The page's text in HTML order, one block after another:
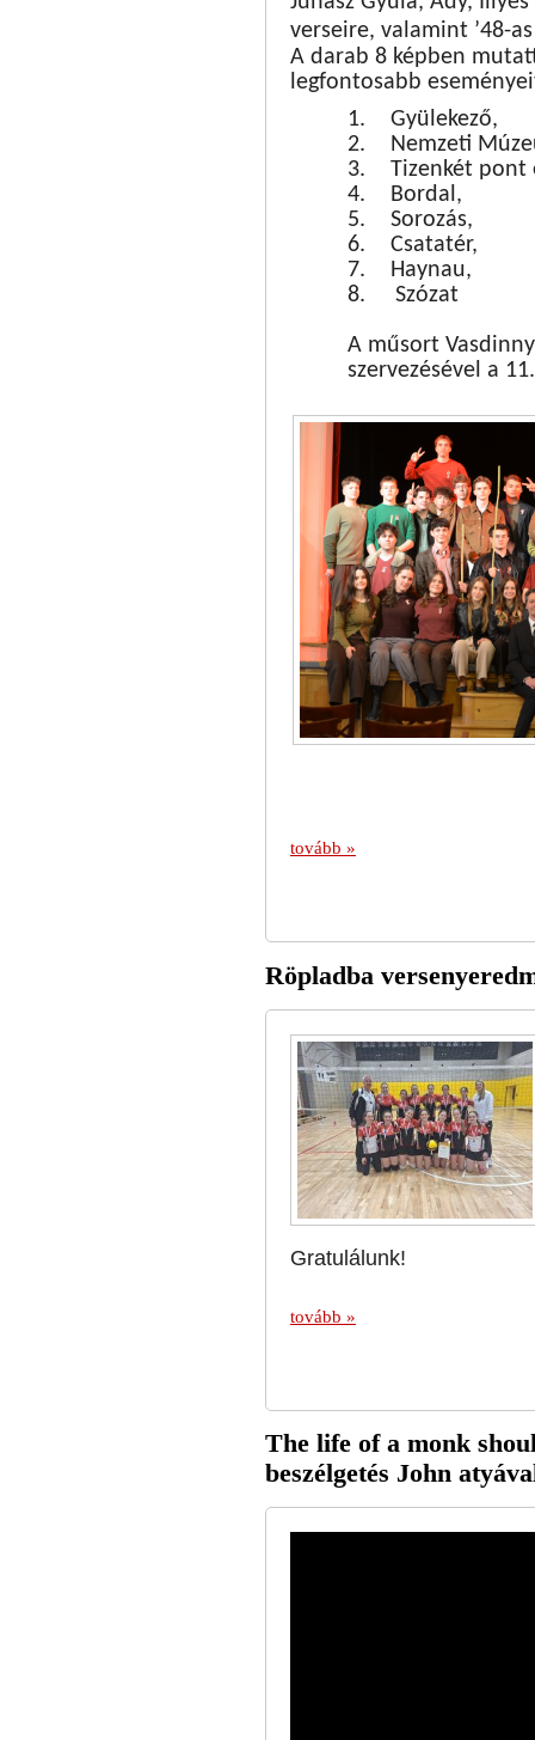
verseire, valamint ’48-
A darab 8 képben
legfontosabb
1.
Gyülekező,
2.
Nemzeti
3.
Tizenkét pont
4.
Bordal,
5.
Sorozás,
6.
Csatatér,
7.
Haynau,
8. Szózat
A műsort
szervezésével a
tovább »
Röpladba
Gratulálunk!
tovább »
The life of a monk
beszélgetés John